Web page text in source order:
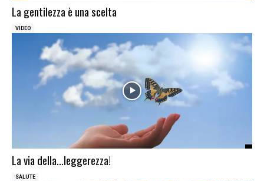
La gentilezza è una scelta
VIDEO
La via della…leggerezza!
SALUTE